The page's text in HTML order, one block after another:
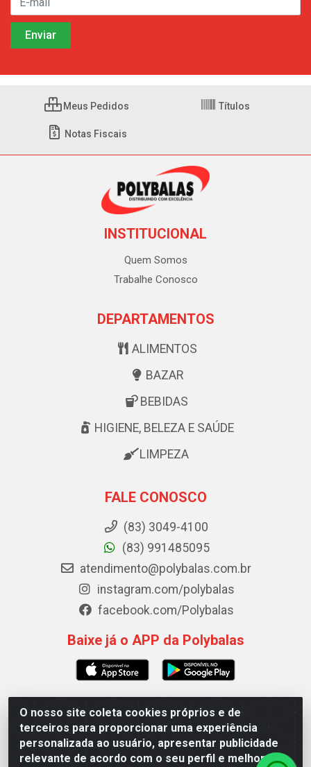
O nosso site coleta cookies próprios e de
terceiros para proporcionar uma experiência
personalizada ao usuário, apresentar publicidade
relevante de acordo com o seu perfil e melhorar a
Meus Pedidos Títulos
Notas Fiscais
INSTITUCIONAL
Quem Somos
Trabalhe Conosco
DEPARTAMENTOS
ALIMENTOS
BAZAR
BEBIDAS
HIGIENE, BELEZA E SAÚDE
LIMPEZA
FALE CONOSCO
(83) 3049-4100
(83) 991485095
atendimento@polybalas.com.br
instagram.com/polybalas
facebook.com/Polybalas
Baixe já o APP da Polybalas
Polybalas - Rua João Miguel de Souza, 173 Galpão B -
Ernesto Geisel, João Pessoa/PB - CEP 58.075-075 - CNPJ
00.909.327/0002-61